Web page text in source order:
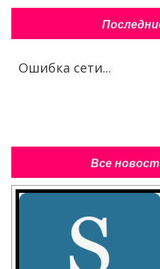
Ошибка сети...
Все